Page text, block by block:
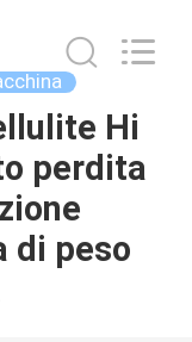
Hi
perdita
di peso